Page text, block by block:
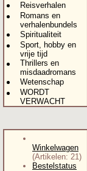
Reisverhalen
Romans en
verhalenbundels
Spiritualiteit
Sport, hobby en
vrije tijd
Thrillers en
misdaadromans
Wetenschap
WORDT
VERWACHT
Winkelwagen
(Artikelen: 21)
Bestelstatus